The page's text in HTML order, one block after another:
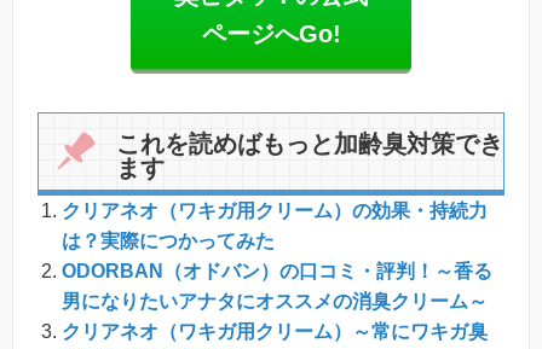
ページへGo!
これを読めばもっと加齢臭対策でき
ます
クリアネオ（ワキガ用クリーム）の効果・持続力
は？実際につかってみた
ODORBAN（オドバン）の口コミ・評判！～香る
男になりたいアナタにオススメの消臭クリーム～
クリアネオ（ワキガ用クリーム）～常にワキガ臭